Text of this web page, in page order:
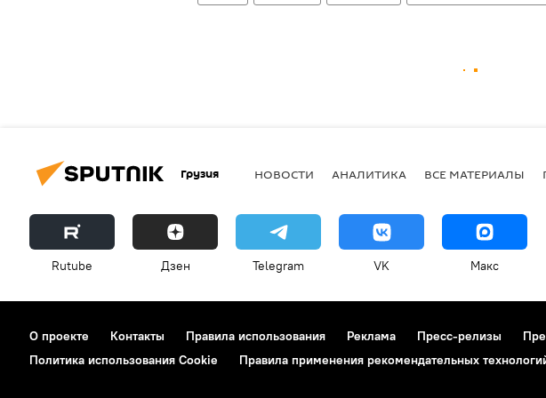
Грузия НОВОСТИ АНАЛИТИКА ВСЕ МАТЕРИАЛЫ
Rutube Дзен Telegram VK Макс
О проекте Контакты Правила использования Реклама Пресс-релизы
Политика использования Cookie
Правила применения рекомендательных